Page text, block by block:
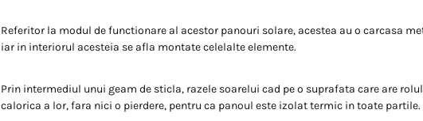
Referitor la modul de functionare al acestor panouri solare, acestea au o carcasa
iar in interiorul acesteia se afla montate celelalte elemente.
Prin intermediul unui geam de sticla, razele soarelui cad pe o suprafata care are
calorica a lor, fara nici o pierdere, pentru ca panoul este izolat termic in toate partile.